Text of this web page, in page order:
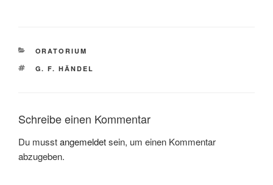
KATEGORIEN
ORATORIUM
SCHLAGWÖRTER
G. F. HÄNDEL
Schreibe einen Kommentar
Du musstangemeldetsein, um einen Kommentar
abzugeben.